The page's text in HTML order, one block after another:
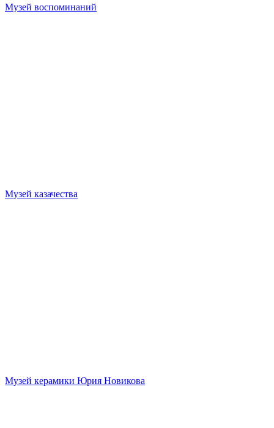
Музей воспоминаний
Музей казачества
Музей керамики Юрия Новикова